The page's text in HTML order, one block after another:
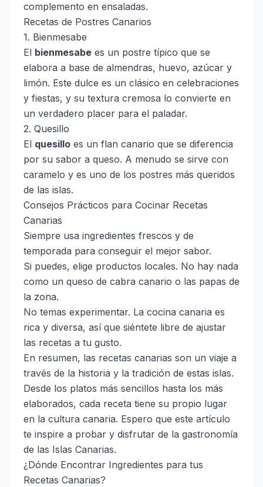
complemento en ensaladas.
Recetas de Postres Canarios
1. Bienmesabe
El bienmesabe es un postre típico que se
elabora a base de almendras, huevo, azúcar y
limón. Este dulce es un clásico en celebraciones
y fiestas, y su textura cremosa lo convierte en
un verdadero placer para el paladar.
2. Quesillo
El quesillo es un flan canario que se diferencia
por su sabor a queso. A menudo se sirve con
caramelo y es uno de los postres más queridos
de las islas.
Consejos Prácticos para Cocinar Recetas
Canarias
Siempre usa ingredientes frescos y de
temporada para conseguir el mejor sabor.
Si puedes, elige productos locales. No hay nada
como un queso de cabra canario o las papas de
la zona.
No temas experimentar. La cocina canaria es
rica y diversa, así que siéntete libre de ajustar
las recetas a tu gusto.
En resumen, las recetas canarias son un viaje a
través de la historia y la tradición de estas islas.
Desde los platos más sencillos hasta los más
elaborados, cada receta tiene su propio lugar
en la cultura canaria. Espero que este artículo
te inspire a probar y disfrutar de la gastronomía
de las Islas Canarias.
¿Dónde Encontrar Ingredientes para tus
Recetas Canarias?